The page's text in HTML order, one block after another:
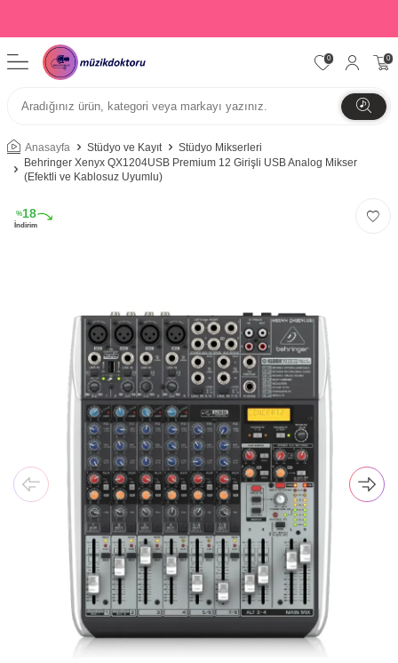
0 0
Anasayfa Stüdyo ve Kayıt
Stüdyo Mikserleri
Behringer Xenyx QX1204USB Premium 12 Girişli USB Analog Mikser
(Efektli ve Kablosuz Uyumlu)
%18
İndirim